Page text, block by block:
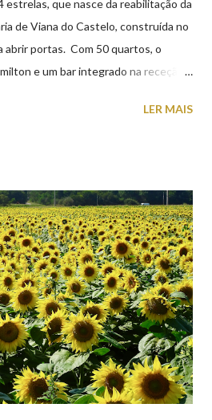
estrelas, que nasce da reabilitação da
de Viana do Castelo, construída no
abrir portas. Com 50 quartos, o
e um bar integrado na receção,
IP Património que homenageiam a
LER MAIS